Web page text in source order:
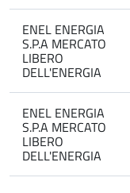
ENEL ENERGIA
S.P.A MERCATO
LIBERO
DELL'ENERGIA
ENEL ENERGIA
S.P.A MERCATO
LIBERO
DELL'ENERGIA